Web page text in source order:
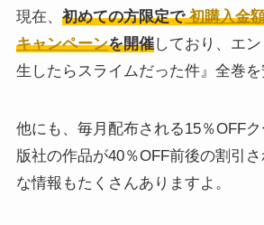
現在、 初めての方限定で初購入金
キャンペーンを開催しており、エ
生したらスライムだった件』全巻を
他にも、毎月配布される15％OFF
版社の作品が40％OFF前後の割引
な情報もたくさんありますよ。